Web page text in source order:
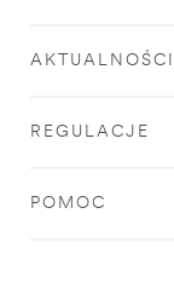
AKTUALNOŚCI
REGULACJE
POMOC